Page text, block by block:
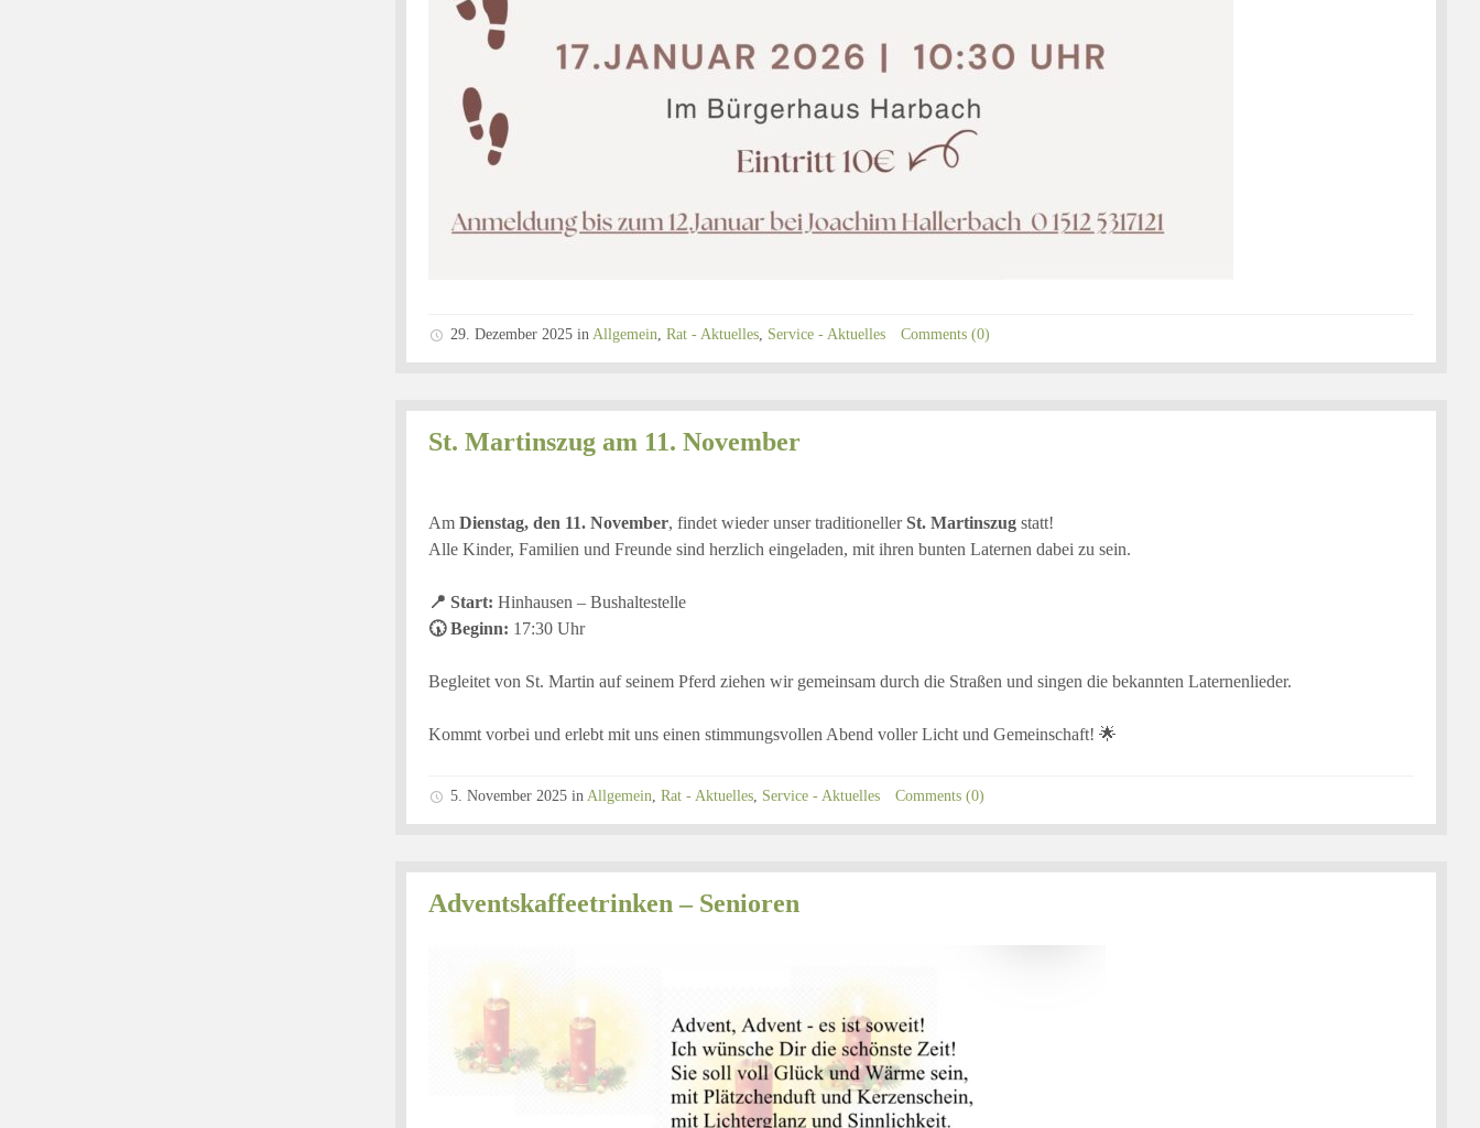
29. Dezember 2025in Allgemein, Rat - Aktuelles, Service - Aktuelles Comments (0)
St. Martinszug am 11. November
Am Dienstag, den 11. November, findet wieder unser traditionellerSt. Martinszugstatt!
Alle Kinder, Familien und Freunde sind herzlich eingeladen, mit ihren bunten Laternen dabei zu sein.
📍 Start: Hinhausen – Bushaltestelle
🕠 Beginn: 17:30 Uhr
Begleitet von St. Martin auf seinem Pferd ziehen wir gemeinsam durch die Straßen und singen die bekannten Laternenlieder.
Kommt vorbei und erlebt mit uns einen stimmungsvollen Abend voller Licht und Gemeinschaft! 🌟
5. November 2025in Allgemein, Rat - Aktuelles, Service - Aktuelles Comments (0)
Adventskaffeetrinken – Senioren